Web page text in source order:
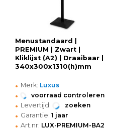
Menustandaard |
PREMIUM | Zwart |
Kliklijst (A2) | Draaibaar |
340x300x1310(h)mm
• Merk: Luxus
• voorraad controleren
• Levertijd: zoeken
• Garantie: 1 jaar
• Art.nr: LUX-PREMIUM-BA2